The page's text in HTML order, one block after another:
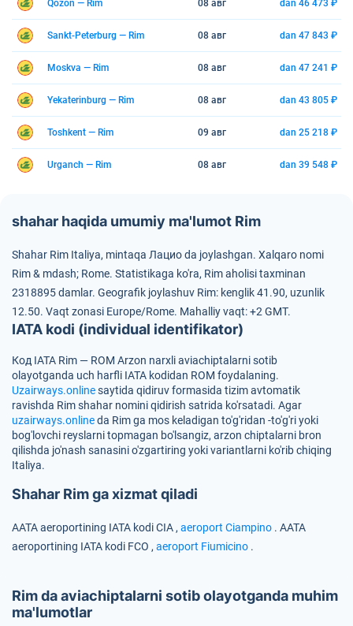
Qozon — Rim 08 авг dan 46 473 ₽
Sankt-Peterburg — Rim 08 авг dan 47 843 ₽
Moskva — Rim 08 авг dan 47 241 ₽
Yekaterinburg — Rim 08 авг dan 43 805 ₽
Toshkent — Rim 09 авг dan 25 218 ₽
Urganch — Rim 08 авг dan 39 548 ₽
shahar haqida umumiy ma'lumot Rim
Shahar Rim Italiya, mintaqa Лацио da joylashgan. Xalqaro nomi
Rim & mdash; Rome. Statistikaga ko'ra, Rim aholisi taxminan
2318895 damlar. Geografik joylashuv Rim: kenglik 41.90, uzunlik
12.50. Vaqt zonasi Europe/Rome. Mahalliy vaqt: +2 GMT.
IATA kodi (individual identifikator)
Код IATA Rim — ROM Arzon narxli aviachiptalarni sotib
olayotganda uch harfli IATA kodidan ROM foydalaning.
Uzairways.onlinesaytida qidiruv formasida tizim avtomatik
ravishda Rim shahar nomini qidirish satrida ko'rsatadi. Agar
uzairways.onlineda Rim ga mos keladigan to'g'ridan -to'g'ri yoki
bog'lovchi reyslarni topmagan bo'lsangiz, arzon chiptalarni bron
qilishda jo'nash sanasini o'zgartiring yoki variantlarni ko'rib chiqing
Italiya.
Shahar Rim ga xizmat qiladi
AATA aeroportining IATA kodiCIA , aeroport Ciampino . AATA
aeroportining IATA kodi FCO , aeroport Fiumicino .
Rim da aviachiptalarni sotib olayotganda muhim
ma'lumotlar